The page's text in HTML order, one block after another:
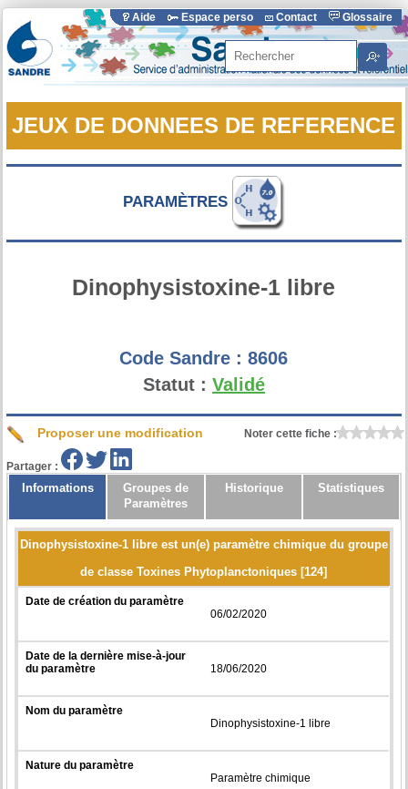
Aide Espace perso Contact Glossaire
Rechercher
JEUX DE DONNEES DE REFERENCE
PARAMÈTRES
Dinophysistoxine-1 libre
Code Sandre : 8606
Statut : Validé
Proposer une modification Noter cette fiche :
Partager :
Informations
Groupes de
Paramètres
Historique Statistiques
Dinophysistoxine-1 libre est un(e) paramètre chimique du groupe
de classe Toxines Phytoplanctoniques [124]
Date de création du paramètre
06/02/2020
Date de la dernière mise-à-jour
du paramètre
18/06/2020
Nom du paramètre
Dinophysistoxine-1 libre
Nature du paramètre
Paramètre chimique